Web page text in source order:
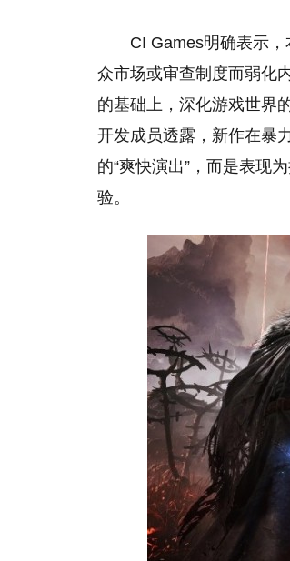
CI Games明确表示
众市场或审查制度而弱化
的基础上，深化游戏世界
开发成员透露，新作在暴
的“爽快演出”，而是表现
验。